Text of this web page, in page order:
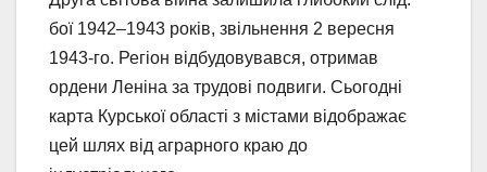
бої 1942–1943 років, звільнення 2 вересня
1943-го. Регіон відбудовувався, отримав
ордени Леніна за трудові подвиги. Сьогодні
карта Курської області з містами відображає
цей шлях від аграрного краю до